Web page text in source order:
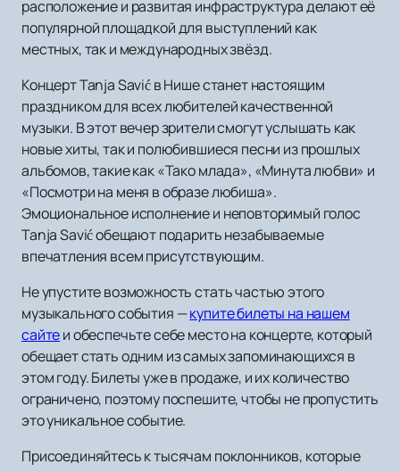
расположение и развитая инфраструктура делают её
популярной площадкой для выступлений как
местных, так и международных звёзд.
Концерт Tanja Savić в Нише станет настоящим
праздником для всех любителей качественной
музыки. В этот вечер зрители смогут услышать как
новые хиты, так и полюбившиеся песни из прошлых
альбомов, такие как «Тако млада», «Минута любви» и
«Посмотри на меня в образе любиша».
Эмоциональное исполнение и неповторимый голос
Tanja Savić обещают подарить незабываемые
впечатления всем присутствующим.
Не упустите возможность стать частью этого
музыкального события —купите билеты на нашем
сайтеи обеспечьте себе место на концерте, который
обещает стать одним из самых запоминающихся в
этом году. Билеты уже в продаже, и их количество
ограничено, поэтому поспешите, чтобы не пропустить
это уникальное событие.
Присоединяйтесь к тысячам поклонников, которые